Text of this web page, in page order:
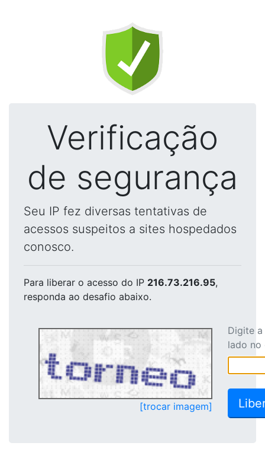
Verificação
de segurança
Seu IP fez diversas tentativas de
acessos suspeitos a sites hospedados
conosco.
Para liberar o acesso do IP 216.73.216.95,
responda ao desafio abaixo.
[trocar imagem]
Digite
lado no